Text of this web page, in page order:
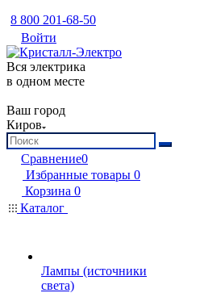
8 800 201-68-50
Войти
Вся электрика
в одном месте
Ваш город
Киров
Сравнение0
Избранные товары 0
Корзина 0
Каталог
Лампы (источники
света)